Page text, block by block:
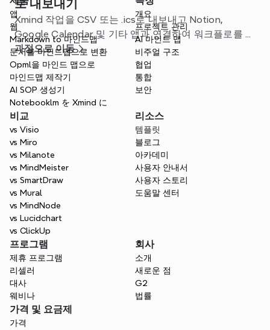
로 내보내기
Xmind 작업을 CSV 또는 .ics로 내보내고 Notion,
Google Calendar 및 기타 앱과 연결하여 워크플로를 간
소화하는 방법을 알아보세요.
과정으로 이동
앱
웹
Markdown to 마인드맵
문서를 마인드맵으로 변환
Opml을 마인드 맵으로
마인드맵 제작기
AI SOP 생성기
Notebooklm を Xmind に
개요
프로젝트 관리
AI 마인드 맵
비주얼 구조
협업
통합
보안
비교
vs Visio
vs Miro
vs Milanote
vs MindMeister
vs SmartDraw
vs Mural
vs MindNode
vs Lucidchart
vs ClickUp
리소스
템플릿
블로그
아카데미
사용자 안내서
사용자 스토리
도움말 센터
프로그램
제휴 프로그램
리셀러
대사
웨비나
회사
소개
새로운 점
G2
법률
가격 및 요금제
가격